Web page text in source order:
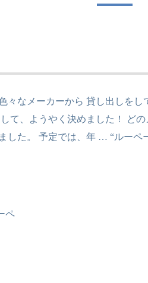
々なメーカーから 貸し出しを
て、ようやく決めました！ ど
した。 予定では、年 … “ルーペ
ペ